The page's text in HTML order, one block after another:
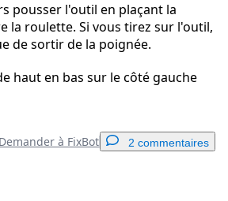
pousser l'outil en plaçant la
la roulette. Si vous tirez sur l'outil,
de sortir de la poignée.
haut en bas sur le côté gauche
Demander à FixBot 2 commentaires